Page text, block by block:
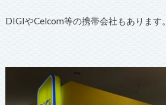
DIGIやCelcom等の携帯会社もあります。